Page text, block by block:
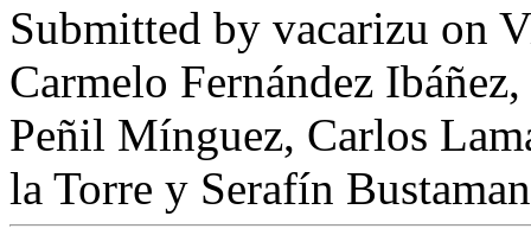
Submitted by vacarizu on
Carmelo Fernández
Peñil Mínguez, Carlos
la Torre y Serafín